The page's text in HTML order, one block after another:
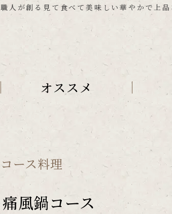
職人が創る見て食べて美味しい華やかで上
オススメ
コース料理
痛風鍋コース